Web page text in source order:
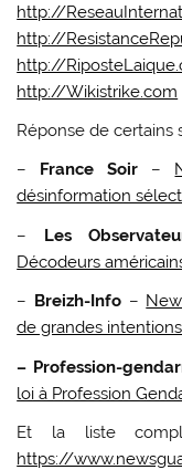
http://
http://
http://
http://Wikistrike.com
Réponse de certains
–
France Soir –
désinformation
– Les
Décodeurs
– Breizh-Info–
de grandes
– Profession-
loi à Profession
Et la liste
https://